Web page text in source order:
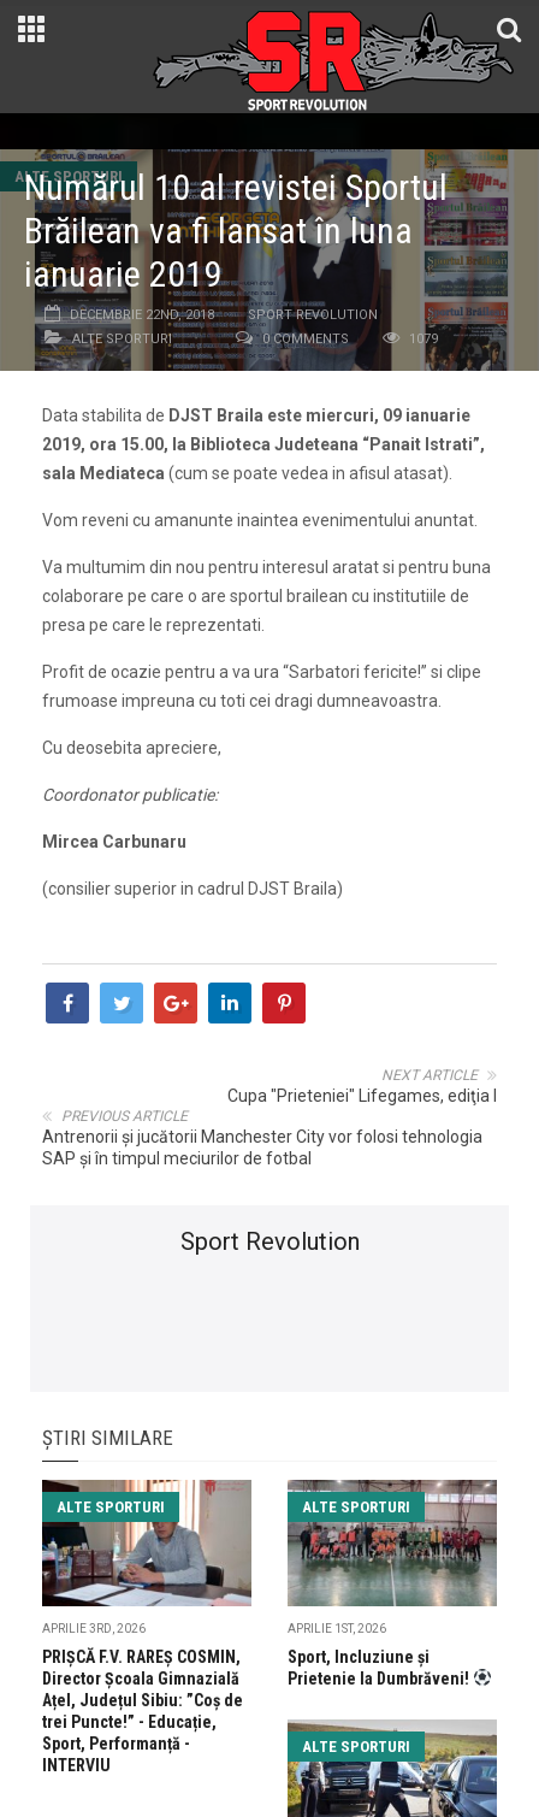
ALTE SPORTURI
Numărul 10 al revistei Sportul
Brăilean va fi lansat în luna
ianuarie 2019
DECEMBRIE 22ND, 2018
SPORT REVOLUTION
ALTE SPORTURI
0 COMMENTS 1079
Data stabilita de DJST Braila este miercuri, 09 ianuarie
2019, ora 15.00, la Biblioteca Judeteana “Panait Istrati”,
sala Mediateca (cum se poate vedea in afisul atasat).
Vom reveni cu amanunte inaintea evenimentului anuntat.
Va multumim din nou pentru interesul aratat si pentru buna
colaborare pe care o are sportul brailean cu institutiile de
presa pe care le reprezentati.
Profit de ocazie pentru a va ura “Sarbatori fericite!” si clipe
frumoase impreuna cu toti cei dragi dumneavoastra.
Cu deosebita apreciere,
Coordonator publicatie:
Mircea Carbunaru
(consilier superior in cadrul DJST Braila)
NEXT ARTICLE
Cupa "Prieteniei" Lifegames, ediţia I
PREVIOUS ARTICLE
Antrenorii și jucătorii Manchester City vor folosi tehnologia
SAP și în timpul meciurilor de fotbal
Sport Revolution
ȘTIRI SIMILARE
ALTE SPORTURI
APRILIE 3RD, 2026
PRIŞCĂ F.V. RAREŞ COSMIN,
Director Școala Gimnazială
Ațel, Județul Sibiu: ”Coș de
trei Puncte!” - Educație,
Sport, Performanță -
INTERVIU
ALTE SPORTURI
APRILIE 1ST, 2026
Sport, Incluziune și
Prietenie la Dumbrăveni!
ALTE SPORTURI